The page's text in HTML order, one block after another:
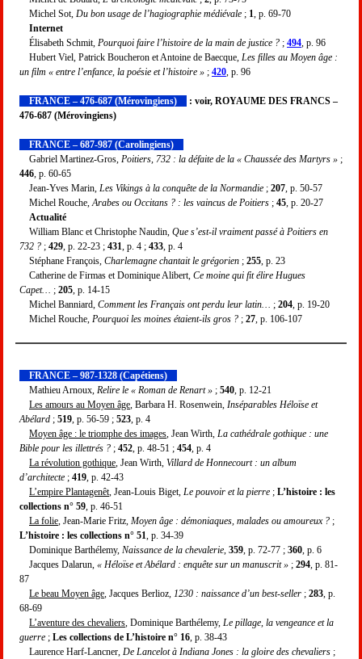
Michel Sot, Du bon usage de l’hagiographie médiévale ; 1 , p. 69-70
Internet
Élisabeth Schmit, Pourquoi faire l’histoire de la main de justice ? ; 494 , p. 96
Hubert Viel, Patrick Boucheron et Antoine de Baecque, Les filles au Moyen âge :
un film « entre l’enfance, la poésie et l’histoire » ; 420 , p. 96
FRANCE – 476-687 (Mérovingiens) : voir, ROYAUME DES FRANCS –
476-687 (Mérovingiens)
FRANCE – 687-987 (Carolingiens)
Gabriel Martinez-Gros, Poitiers, 732 : la défaite de la « Chaussée des Martyrs » ;
446 , p. 60-65
Jean-Yves Marin, Les Vikings à la conquête de la Normandie ; 207 , p. 50-57
Michel Rouche, Arabes ou Occitans ? : les vaincus de Poitiers ; 45 , p. 20-27
Actualité
William Blanc et Christophe Naudin, Que s’est-il vraiment passé à Poitiers en
732 ? ; 429 , p. 22-23 ; 431 , p. 4 ; 433 , p. 4
Stéphane François, Charlemagne chantait le grégorien ; 255 , p. 23
Catherine de Firmas et Dominique Alibert, Ce moine qui fit élire Hugues
Capet…
; 205 , p. 14-15
Michel Banniard, Comment les Français ont perdu leur latin… ; 204 , p. 19-20
Michel Rouche, Pourquoi les moines étaient-ils gros ? ; 27 , p. 106-107
FRANCE – 987-1328 (Capétiens)
Mathieu Arnoux, Relire le « Roman de Renart » ; 540 , p. 12-21
Les amours au Moyen âge , Barbara H. Rosenwein, Inséparables Héloïse et
Abélard ; 519 , p. 56-59 ; 523 , p. 4
Moyen âge : le triomphe des images , Jean Wirth, La cathédrale gothique : une
Bible pour les illettrés ? ; 452 , p. 48-51 ; 454 , p. 4
La révolution gothique , Jean Wirth, Villard de Honnecourt : un album
d’architecte ; 419 , p. 42-43
L’empire Plantagenêt , Jean-Louis Biget, Le pouvoir et la pierre ; L’histoire : les
collections n° 59 , p. 46-51
La folie , Jean-Marie Fritz, Moyen âge : démoniaques, malades ou amoureux ? ;
L’histoire : les collections n° 51 , p. 34-39
Dominique Barthélemy, Naissance de la chevalerie 359 , p. 72-77 ; 360 , p. 6
Jacques Dalarun, « Héloïse et Abélard : enquête sur un manuscrit » ; 294 , p. 81-
87
Le beau Moyen âge , Jacques Berlioz, 1230 : naissance d’un best-seller ; 283 , p.
68-69
L’aventure des chevaliers , Dominique Barthélemy, Le pillage, la vengeance et la
guerre ; Les collections de L’histoire n° 16 , p. 38-43
Laurence Harf-Lancner, De Lancelot à Indiana Jones : la gloire des chevaliers ;